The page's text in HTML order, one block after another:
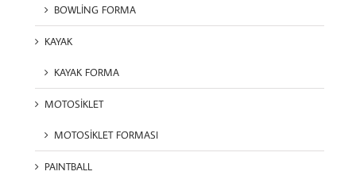
BOWLİNG FORMA
KAYAK
KAYAK FORMA
MOTOSİKLET
MOTOSİKLET FORMASI
PAINTBALL